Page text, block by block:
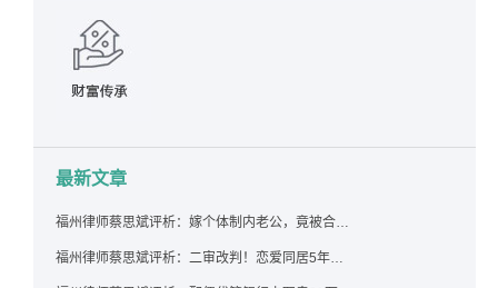
最新文章
福州律师蔡思斌评析：嫁个体制内老公，竟被合伙设局背上近百万债务，婚前不查征信真要命！
福州律师蔡思斌评析：二审改判！恋爱同居5年为女友买车，分手后能要回吗？